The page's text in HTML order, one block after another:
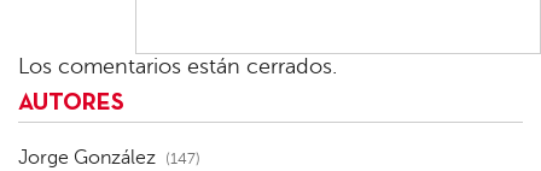
Los comentarios están cerrados.
AUTORES
Jorge González (147)